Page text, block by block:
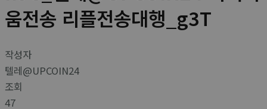
움전송 리플전송대행_g3T
작성자
텔레@UPCOIN24
조회
47